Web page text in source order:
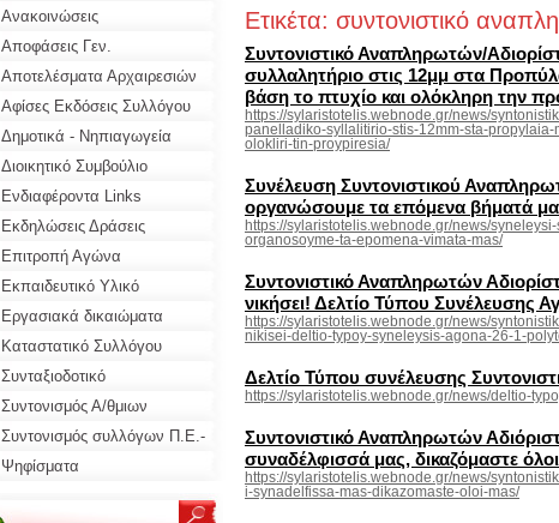
Ετικέτα: συντονιστικό
Συντονιστικό Αναπληρωτών/
συλλαλητήριο στις 12μμ στα
βάση το πτυχίο και ολόκληρη την
https://sylaristotelis.webnode.gr/news/
panelladiko-syllalitirio-stis-12mm-sta-
olokliri-tin-proypiresia/
Συνέλευση Συντονιστικού
οργανώσουμε τα επόμενα βήματά
https://sylaristotelis.webnode.gr/news/
organosoyme-ta-epomena-vimata-mas/
Συντονιστικό Αναπληρωτών
νικήσει! Δελτίο Τύπου Συνέλευσης
https://sylaristotelis.webnode.gr/news/
nikisei-deltio-typoy-syneleysis-agona-26-1-
Δελτίο Τύπου συνέλευσης
https://sylaristotelis.webnode.gr/news/deltio-
Συντονιστικό Αναπληρωτών
συναδέλφισσά μας, δικαζόμαστε
https://sylaristotelis.webnode.gr/news/
i-synadelfissa-mas-dikazomaste-oloi-mas/
Ανακοινώσεις
Αποφάσεις Γεν.
Συνελεύσεων
Αποτελέσματα Αρχαιρεσιών
Αφίσες Εκδόσεις Συλλόγου
Δημοτικά - Νηπιαγωγεία
Διοικητικό Συμβούλιο
Ενδιαφέροντα Links
Συλλόγων
Εκδηλώσεις Δράσεις
Συλλόγου
Επιτροπή Αγώνα
Εκπαιδευτικό Υλικό
Προτάσεις
Εργασιακά δικαιώματα
Καταστατικό Συλλόγου
Συνταξιοδοτικό
Συντονισμός Α/θμιων
Σωματείων
Συντονισμός συλλόγων Π.Ε.-
ΕΛΜΕ
Ψηφίσματα